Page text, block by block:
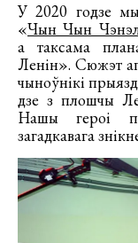
У 2020 годзе
«Чын Чын
а таксама
Ленін». Сюжэт
чыноўнікі
дзе з плошчы
Нашы героі
загадкавага